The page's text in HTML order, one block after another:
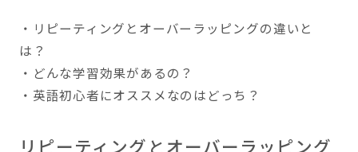
・リピーティングとオーバーラッピングの違いと
は？
・どんな学習効果があるの？
・英語初心者にオススメなのはどっち？
リピーティングとオーバーラッピング